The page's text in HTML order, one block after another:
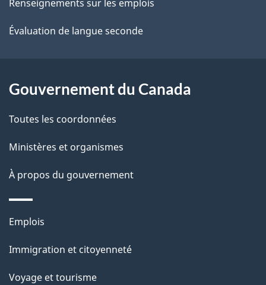
d
l
p
a
g
e
site
Renseignements sur les emplois
Évaluation de langue seconde
Gouvernement du Canada
Toutes les coordonnées
Ministères et organismes
À propos du gouvernement
Thèmes
sujets
Emplois
Immigration et citoyenneté
Voyage et tourisme